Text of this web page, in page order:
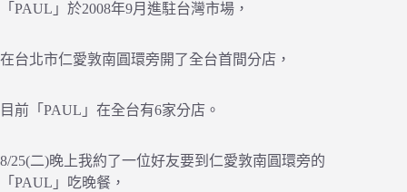
「PAUL」於2008年9月進駐台灣市場，
在台北市仁愛敦南圓環旁開了全台首間分店，
目前「PAUL」在全台有6家分店。
8/25(二)晚上我約了一位好友要到仁愛敦南圓環旁的
「PAUL」吃晚餐，